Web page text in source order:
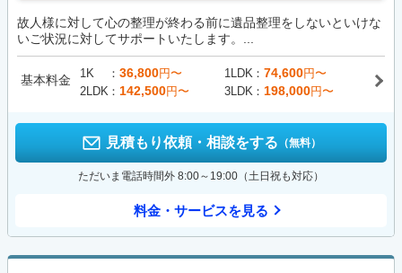
故人様に対して心の整理が終わる前に遺品整理をしないといけな
いご状況に対してサポートいたします。...
基本料金 1K 36,800円〜 1LDK 74,600円〜
2LDK
142,500円〜 3LDK 198,000円〜
見積もり依頼・相談をする （無料）
ただいま電話時間外 8:00～19:00（土日祝も対応）
料金・サービスを見る